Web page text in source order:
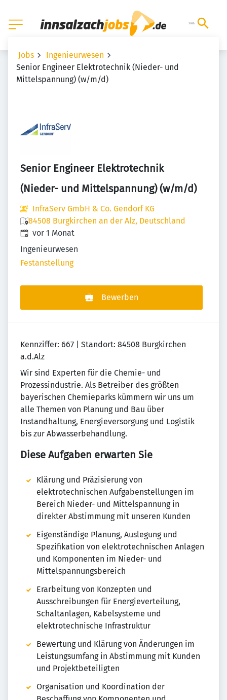
Jobs
Ingenieurwesen
Senior Engineer Elektrotechnik (Nieder- und
Mittelspannung) (w/m/d)
Senior Engineer Elektrotechnik
(Nieder- und Mittelspannung) (w/m/d)
InfraServ GmbH & Co. Gendorf KG
84508 Burgkirchen an der Alz, Deutschland
Veröffentlicht:
vor 1 Monat
Ingenieurwesen
Festanstellung
Bewerben
Kennziffer: 667 | Standort: 84508 Burgkirchen
a.d.Alz
Wir sind Experten für die Chemie- und
Prozessindustrie. Als Betreiber des größten
bayerischen Chemieparks kümmern wir uns um
alle Themen von Planung und Bau über
Instandhaltung, Energieversorgung und Logistik
bis zur Abwasserbehandlung.
Diese Aufgaben erwarten Sie
Klärung und Präzisierung von
elektrotechnischen Aufgabenstellungen im
Bereich Nieder- und Mittelspannung in
direkter Abstimmung mit unseren Kunden
Eigenständige Planung, Auslegung und
Spezifikation von elektrotechnischen Anlagen
und Komponenten im Nieder- und
Mittelspannungsbereich
Erarbeitung von Konzepten und
Ausschreibungen für Energieverteilung,
Schaltanlagen, Kabelsysteme und
elektrotechnische Infrastruktur
Bewertung und Klärung von Änderungen im
Leistungsumfang in Abstimmung mit Kunden
und Projektbeteiligten
Organisation und Koordination der